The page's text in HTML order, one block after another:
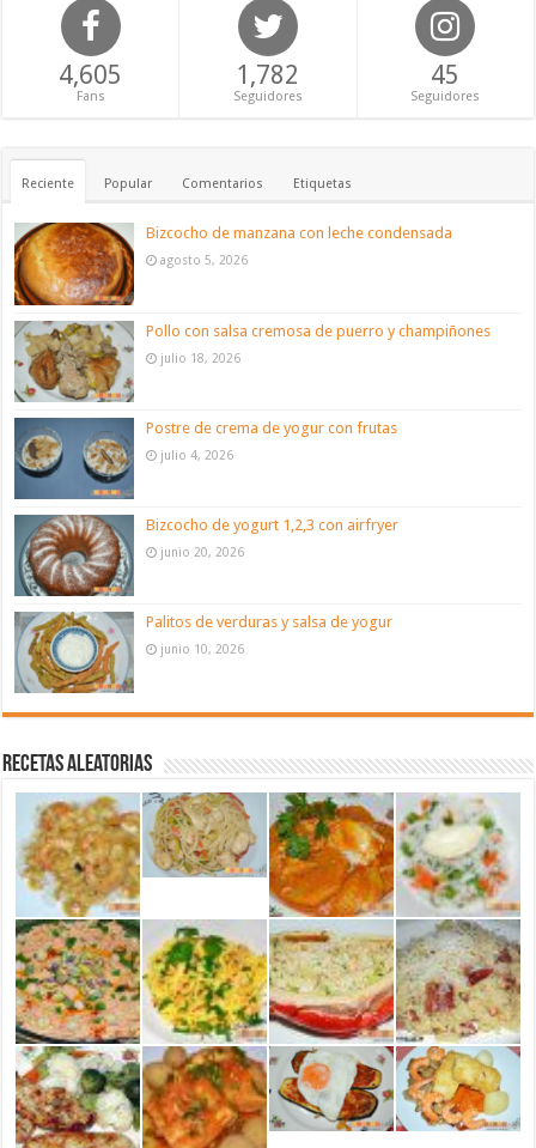
4,605
Fans
1,782
Seguidores
45
Seguidores
Reciente Popular Comentarios Etiquetas
Bizcocho de manzana con leche condensada
agosto 5, 2026
Pollo con salsa cremosa de puerro y champiñones
julio 18, 2026
Postre de crema de yogur con frutas
julio 4, 2026
Bizcocho de yogurt 1,2,3 con airfryer
junio 20, 2026
Palitos de verduras y salsa de yogur
junio 10, 2026
Recetas aleatorias